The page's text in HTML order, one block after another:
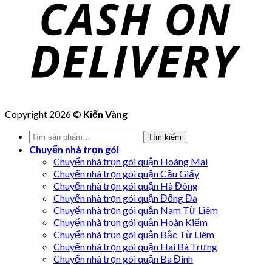
Copyright 2026 © Kiến Vàng
Tìm
kiếm:
Tìm kiếm
Chuyển nhà trọn gói
Chuyển nhà trọn gói quận Hoàng Mai
Chuyển nhà trọn gói quận Cầu Giấy
Chuyển nhà trọn gói quận Hà Đông
Chuyển nhà trọn gói quận Đống Đa
Chuyển nhà trọn gói quận Nam Từ Liêm
Chuyển nhà trọn gói quận Hoàn Kiếm
Chuyển nhà trọn gói quận Bắc Từ Liêm
Chuyển nhà trọn gói quận Hai Bà Trưng
Chuyển nhà trọn gói quận Ba Đình